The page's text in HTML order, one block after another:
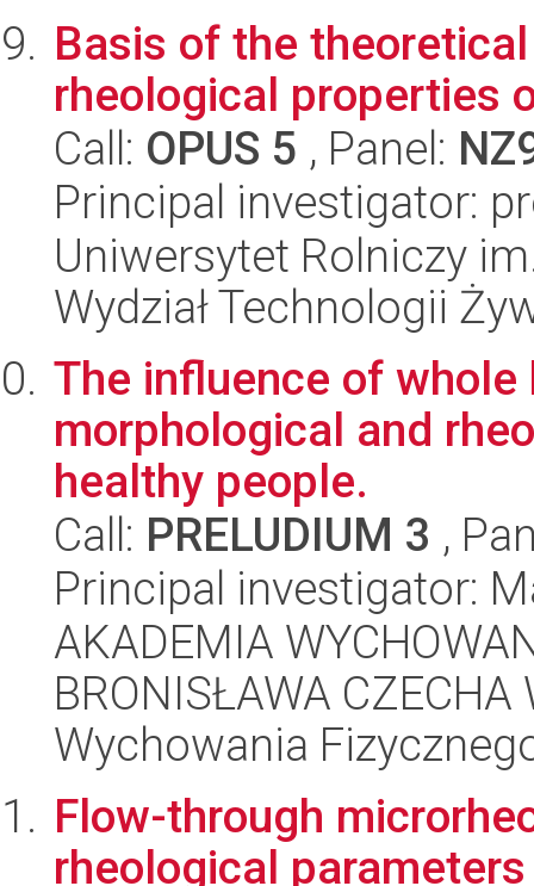
Basis of the
rheological properties
Call: OPUS 5 , Panel:
Principal investigator:
Uniwersytet Rolniczy
Wydział Technologii
The influence of whole
morphological and
healthy people.
Call: PRELUDIUM 3 ,
Principal investigator:
AKADEMIA
BRONISŁAWA CZECHA
Wychowania
Flow-through
rheological